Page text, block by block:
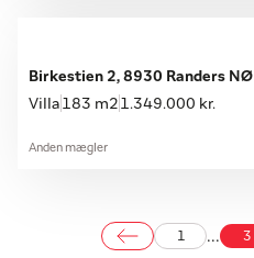
Birkestien 2, 8930 Randers NØ
Villa 183 m2 1.349.000 kr.
Anden mægler
... 3